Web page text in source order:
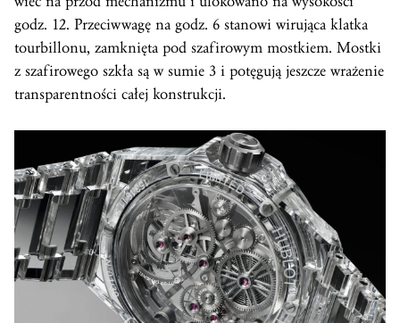
godz. 12. Przeciwwagę na godz. 6 stanowi wirująca klatka
tourbillonu, zamknięta pod szafirowym mostkiem. Mostki
z szafirowego szkła są w sumie 3 i potęgują jeszcze wrażenie
transparentności całej konstrukcji.